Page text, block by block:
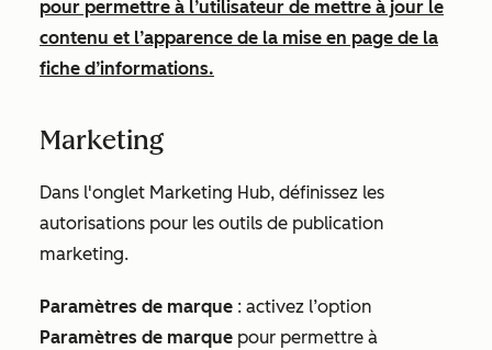
pour permettre à l’utilisateur de mettre à jour le
contenu et l’apparence de la mise en page de la
fiche d’informations.
Marketing
Dans l'onglet Marketing Hub, définissez les
autorisations pour les outils de publication
marketing.
Paramètres de marque : activez l’option
Paramètres de marque pour permettre à